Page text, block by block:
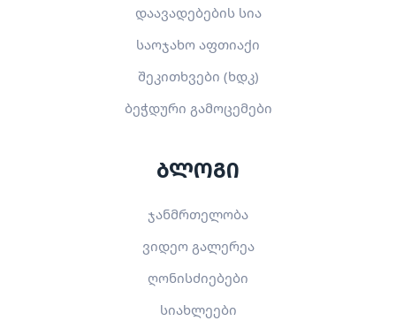
დაავადებების სია
საოჯახო აფთიაქი
შეკითხვები (ხდკ)
ბეჭდური გამოცემები
ბლოგი
ჯანმრთელობა
ვიდეო გალერეა
ღონისძიებები
სიახლეები